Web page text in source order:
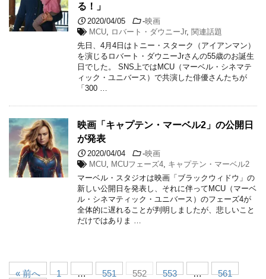
る！」
2020/04/05 -映画
MCU
ロバート・ダウニーJr, 関連話題
先日、4月4日はトニー・スターク（アイアンマン）
を演じるロバート・ダウニーJrさんの55歳のお誕生
日でした。 SNS上ではMCU（マーベル・シネマテ
ィック・ユニバース）で共演した俳優さんたちが
「300 …
映画「キャプテン・マーベル2」の公開日
が発表
2020/04/04 -映画
MCU
MCUフェーズ4
キャプテン・マーベル2
マーベル・スタジオは映画「ブラックウィドウ」の
新しい公開日を発表し、それに伴ってMCU（マーベ
ル・シネマティック・ユニバース）のフェーズ4が
全体的に遅れることが判明しましたが、悲しいこと
だけではありま …
« 前へ 1 … 551 552 553 …
561